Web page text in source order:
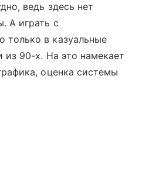
ведь здесь нет
А играть с
только в казуальные
из 90-х. На это намекает
оценка системы